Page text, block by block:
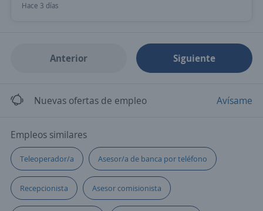
Hace 3 días
Anterior Siguiente
Nuevas ofertas de empleo Avísame
Empleos similares
Teleoperador/a Asesor/a de banca por teléfono
Recepcionista Asesor comisionista